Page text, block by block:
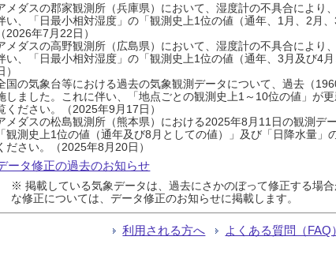
メダスの郡家観測所（兵庫県）において、湿度計の不具合によ
い、「日最小相対湿度」の「観測史上1位の値（通年、1月、2月
（2026年7月22日）
メダスの高野観測所（広島県）において、湿度計の不具合によ
い、「日最小相対湿度」の「観測史上1位の値（通年、3月及び4
）
国の気象台等における過去の気象観測データについて、過去（
しました。これに伴い、「地点ごとの観測史上1～10位の値」が
ください。（2025年9月17日）
メダスの松島観測所（熊本県）における2025年8月11日の観測
「観測史上1位の値（通年及び8月としての値）」及び「日降水量
ださい。（2025年8月20日）
ータ修正の過去のお知らせ
※ 掲載している気象データは、過去にさかのぼって修正する場
な修正については、データ修正のお知らせに掲載します。
利用される方へ よくある質問（FAQ）